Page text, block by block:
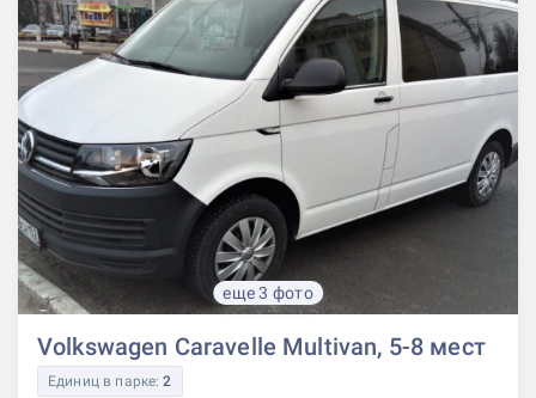
еще 3 фото
Volkswagen Caravelle Multivan, 5-8 мест
Единиц в парке:2